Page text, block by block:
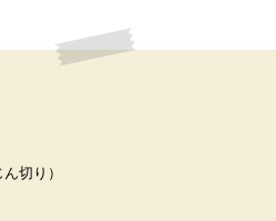
切り）